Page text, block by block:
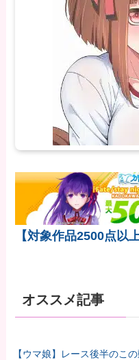
【対象作品2500点以
オススメ記事
【ウマ娘】レース後半のこ